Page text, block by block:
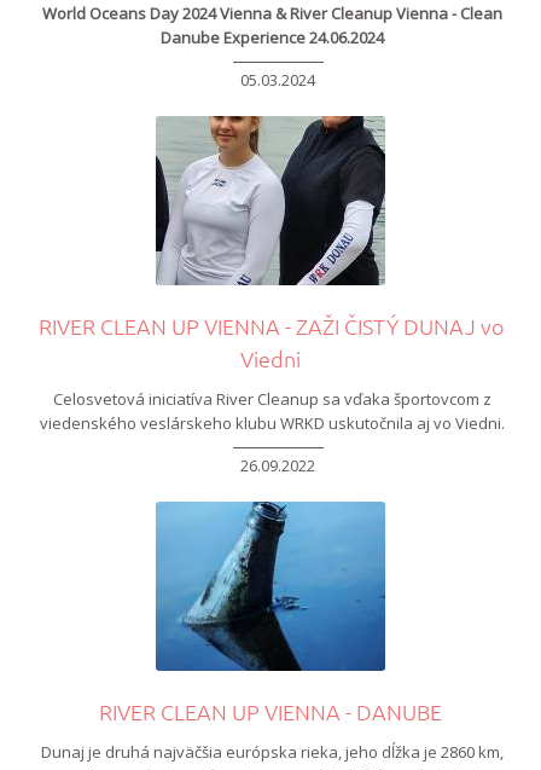
World Oceans Day 2024 Vienna & River Cleanup Vienna - Clean
Danube Experience 24.06.2024
05.03.2024
RIVER CLEAN UP VIENNA - ZAŽI ČISTÝ DUNAJ vo
Viedni
Celosvetová iniciatíva River Cleanup sa vďaka športovcom z
viedenského veslárskeho klubu WRKD uskutočnila aj vo Viedni.
26.09.2022
RIVER CLEAN UP VIENNA - DANUBE
Dunaj je druhá najväčšia európska rieka, jeho dĺžka je 2860 km,